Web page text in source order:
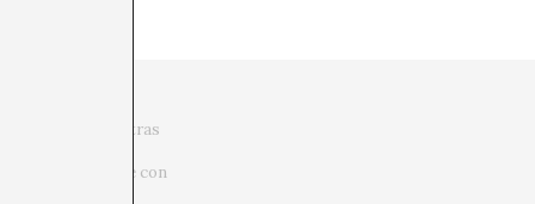
el tejado, mientras
se atreve con